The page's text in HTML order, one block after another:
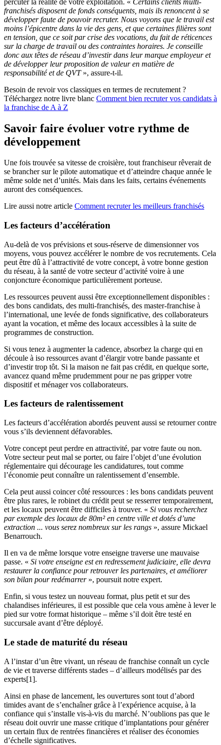
percuter la réalité de votre exploitation. « Certains clients multi-
franchisés disposent de fonds conséquents, mais ils renoncent à se
développer faute de pouvoir recruter. Nous voyons que le travail est
moins l’épicentre dans la vie des gens, et que certaines filières sont
en tension, que ce soit par crise des vocations, du fait de réticences
sur la charge de travail ou des contraintes horaires. Je conseille
donc aux têtes de réseau d’investir dans leur marque employeur et
de développer leur proposition de valeur en matière de
responsabilité et de QVT», assure-t-il.
Besoin de revoir vos classiques en termes de recrutement ?
Téléchargez notre livre blanc Comment bien recruter vos candidats à
la franchise de A à Z
Savoir faire évoluer votre rythme de
développement
Une fois trouvée sa vitesse de croisière, tout franchiseur rêverait de
se brancher sur le pilote automatique et d’atteindre chaque année le
même solde net d’unités. Mais dans les faits, certains événements
auront des conséquences.
Lire aussi notre article Comment recruter les meilleurs franchisés
Les facteurs d’accélération
Au-delà de vos prévisions et sous-réserve de dimensionner vos
moyens, vous pouvez accélérer le nombre de vos recrutements. Cela
peut être dû à l’attractivité de votre concept, à votre bonne gestion
du réseau, à la santé de votre secteur d’activité voire à une
conjoncture économique particulièrement porteuse.
Les ressources peuvent aussi être exceptionnellement disponibles :
des bons candidats, des multi-franchisés, des master-franchise à
l’international, une levée de fonds significative, des collaborateurs
ayant la vocation, et même des locaux accessibles à la suite de
programmes de construction.
Si vous tenez à augmenter la cadence, absorbez la charge qui en
découle à iso ressources avant d’élargir votre bande passante et
d’investir trop tôt. Si la maison ne fait pas crédit, en quelque sorte,
avancez quand même prudemment pour ne pas gripper votre
dispositif et ménager vos collaborateurs.
Les facteurs de ralentissement
Les facteurs d’accélération abordés peuvent aussi se retourner contre
vous s’ils deviennent défavorables.
Votre concept peut perdre en attractivité, par votre faute ou non.
Votre secteur peut mal se porter, ou faire l’objet d’une évolution
réglementaire qui décourage les candidatures, tout comme
l’économie peut connaître un ralentissement d’ensemble.
Cela peut aussi coincer côté ressources : les bons candidats peuvent
être plus rares, le robinet du crédit peut se resserrer temporairement,
et les locaux peuvent être difficiles à trouver. « Si vous recherchez
par exemple des locaux de 80m² en centre ville et dotés d’une
extraction ... vous serez nombreux sur les rangs », assure Mickael
Benarrouch.
Il en va de même lorsque votre enseigne traverse une mauvaise
passe. « Si votre enseigne est en redressement judiciaire, elle devra
restaurer la confiance pour retrouver les partenaires, et améliorer
son bilan pour redémarrer», poursuit notre expert.
Enfin, si vous testez un nouveau format, plus petit et sur des
chalandises inférieures, il est possible que cela vous amène à lever le
pied sur votre format historique – même s’il doit être testé en
succursale avant d’être déployé.
Le stade de maturité du réseau
A l’instar d’un être vivant, un réseau de franchise connaît un cycle
de vie et traverse différents stades – d’ailleurs modélisés par des
experts[1].
Ainsi en phase de lancement, les ouvertures sont tout d’abord
timides avant de s’enchaîner grâce à l’expérience acquise, à la
confiance qui s’installe vis-à-vis du marché. N’oublions pas que le
réseau doit ouvrir une masse critique d’implantations pour générer
un certain flux de rentrées financières et réaliser des économies
d’échelle significatives.